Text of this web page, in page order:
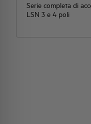
Serie completa di
LSN 3 e 4 poli